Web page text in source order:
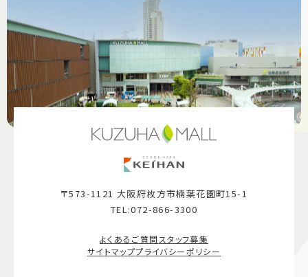
〒573-1121 大阪府枚方市楠葉花園町15-1
TEL:072-866-3300
よくあるご質問スタッフ募集
サイトマッププライバシーポリシー